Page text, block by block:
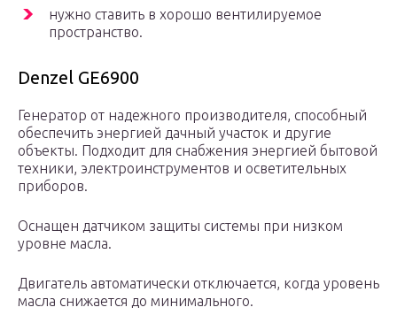
нужно ставить в хорошо вентилируемое
пространство.
Denzel GE6900
Генератор от надежного производителя, способный
обеспечить энергией дачный участок и другие
объекты. Подходит для снабжения энергией бытовой
техники, электроинструментов и осветительных
приборов.
Оснащен датчиком защиты системы при низком
уровне масла.
Двигатель автоматически отключается, когда уровень
масла снижается до минимального.